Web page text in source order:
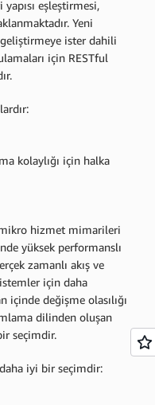
eşleştirmesi,
Yeni
ister dahili
için RESTful
kolaylığı için halka
hizmet mimarileri
yüksek performanslı
zamanlı akış ve
için daha
içinde değişme olasılığı
dilinden oluşan
seçimdir.
iyi bir seçimdir: